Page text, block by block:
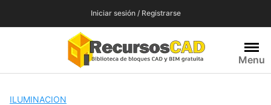
Iniciar sesión / Registrarse
Menu
ILUMINACION